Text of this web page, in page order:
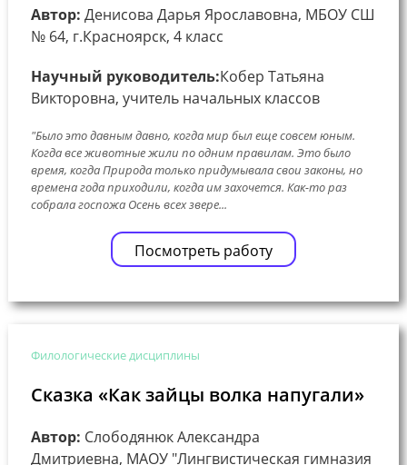
Автор: Денисова Дарья Ярославовна, МБОУ СШ
№ 64, г.Красноярск, 4 класс
Научный руководитель:Кобер Татьяна
Викторовна, учитель начальных классов
"Было это давным давно, когда мир был еще совсем юным.
Когда все животные жили по одним правилам. Это было
время, когда Природа только придумывала свои законы, но
времена года приходили, когда им захочется. Как-то раз
собрала госпожа Осень всех звере...
Посмотреть работу
Филологические дисциплины
Сказка «Как зайцы волка напугали»
Автор: Слободянюк Александра
Дмитриевна, МАОУ "Лингвистическая гимназия